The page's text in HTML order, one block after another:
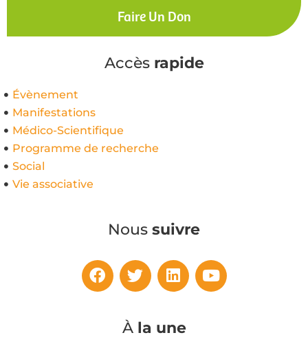
Faire Un Don
Accès rapide
Évènement
Manifestations
Médico-Scientifique
Programme de recherche
Social
Vie associative
Nous suivre
À la une